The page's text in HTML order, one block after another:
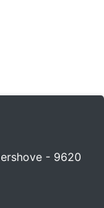
- 9620